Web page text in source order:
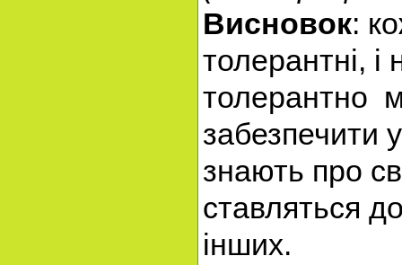
Висновок:
толерантні,
толерантно
забезпечити
знають про
ставляться
інших.